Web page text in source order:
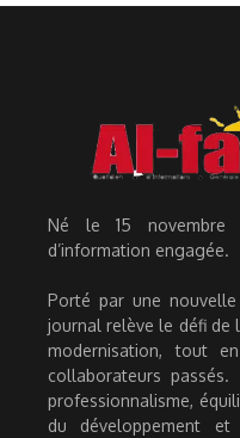
Né le 15 novembre
d’information engagée.
Porté par une
journal relève le défi de
modernisation, tout
collaborateurs
professionnalisme,
du développement et